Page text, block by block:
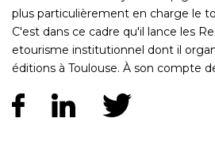
plus particulièrement en charge le
C'est dans ce cadre qu'il lance les
etourisme institutionnel dont il
éditions à Toulouse. À son compte